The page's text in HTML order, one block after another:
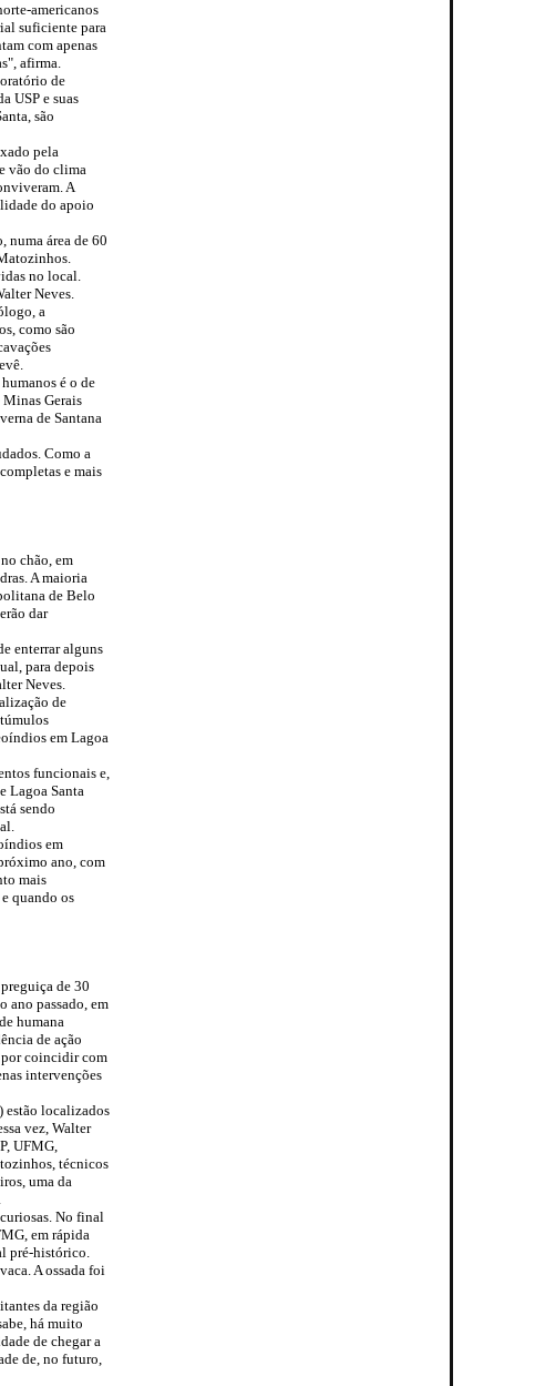
americanos
suficiente para
com apenas
afirma.
de
USP e suas
são
pela
vão do clima
A
do apoio
numa área de 60
no local.
Neves.
a
como são
é o de
Minas Gerais
de Santana
Como a
e mais
chão, em
A maioria
de Belo
dar
enterrar alguns
para depois
Neves.
de
em Lagoa
funcionais e,
Lagoa Santa
sendo
em
ano, com
mais
quando os
de 30
ano passado, em
humana
de ação
por coincidir com
intervenções
estão localizados
vez, Walter
UFMG,
técnicos
uma da
No final
em rápida
pré-histórico.
A ossada foi
da região
há muito
de chegar a
de, no futuro,